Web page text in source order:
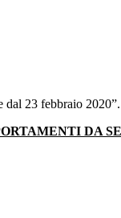
dal 23 febbraio 2020”.
DA